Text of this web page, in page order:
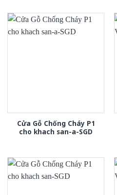
Cửa Gỗ Chống Cháy P1
cho khach san-a-SGD